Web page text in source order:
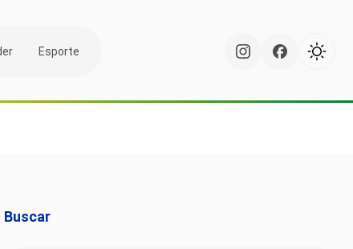
Esporte
Buscar